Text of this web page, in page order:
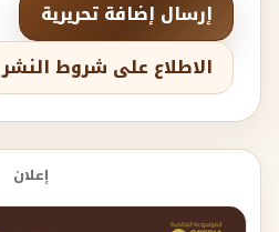
إرسال إضافة تحريرية
الاطلاع على شروط النشر
إعلان